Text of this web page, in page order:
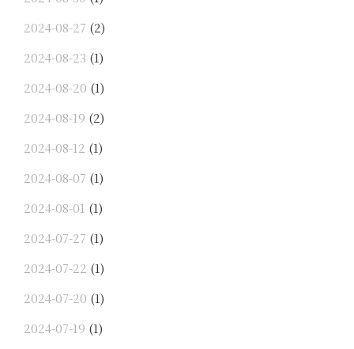
2024-08-27 (2)
2024-08-23 (1)
2024-08-20 (1)
2024-08-19 (2)
2024-08-12 (1)
2024-08-07 (1)
2024-08-01 (1)
2024-07-27 (1)
2024-07-22 (1)
2024-07-20 (1)
2024-07-19 (1)